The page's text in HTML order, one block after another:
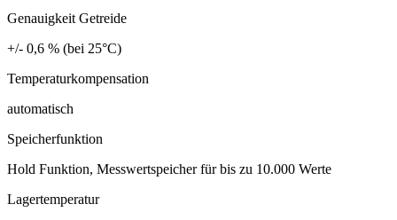
Genauigkeit Getreide
+/- 0,6 % (bei 25°C)
Temperaturkompensation
automatisch
Speicherfunktion
Hold Funktion, Messwertspeicher für bis zu 10.000 Werte
Lagertemperatur